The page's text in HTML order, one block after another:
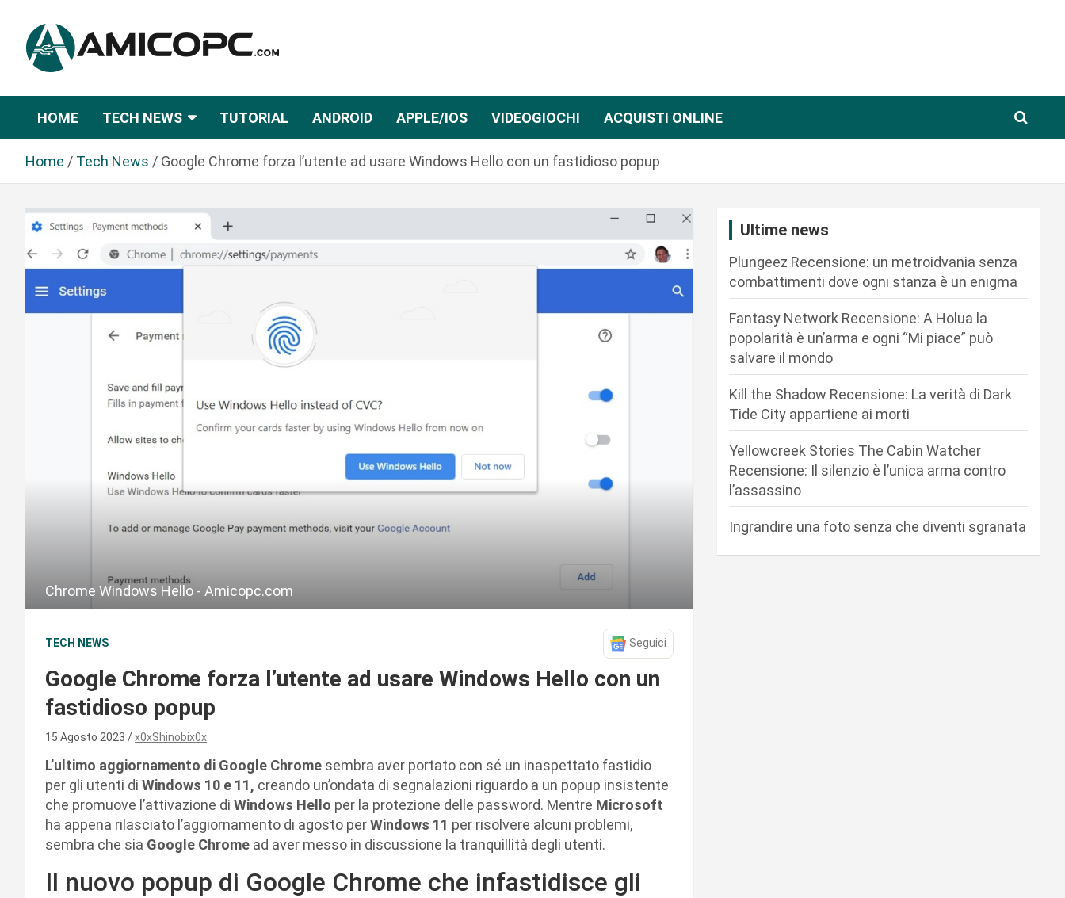
n
Amicopc.com
HOME TECH NEWS TUTORIAL ANDROID APPLE/IOS VIDEOGIOCHI ACQUISTI ONLINE
Home Tech News Google Chrome forza l’utente ad usare Windows Hello con un fastidioso popup
Chrome Windows Hello - Amicopc.com
TECH NEWS Seguici
Google Chrome forza l’utente ad usare Windows Hello con un
fastidioso popup
15 Agosto 2023 x0xShinobix0x
L’ultimo aggiornamento di Google Chrome sembra aver portato con sé un inaspettato fastidio
per gli utenti di Windows 10 e 11, creando un’ondata di segnalazioni riguardo a un popup insistente
che promuove l’attivazione di Windows Hello per la protezione delle password. Mentre Microsoft
ha appena rilasciato l’aggiornamento di agosto perWindows 11 per risolvere alcuni problemi,
sembra che sia Google Chrome ad aver messo in discussione la tranquillità degli utenti.
Il nuovo popup di Google Chrome che infastidisce gli
Ultime news
Plungeez Recensione: un metroidvania senza
combattimenti dove ogni stanza è un enigma
Fantasy Network Recensione: A Holua la
popolarità è un’arma e ogni “Mi piace” può
salvare il mondo
Kill the Shadow Recensione: La verità di Dark
Tide City appartiene ai morti
Yellowcreek Stories The Cabin Watcher
Recensione: Il silenzio è l’unica arma contro
l’assassino
Ingrandire una foto senza che diventi sgranata